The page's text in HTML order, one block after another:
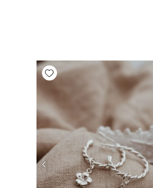
Add wishlist